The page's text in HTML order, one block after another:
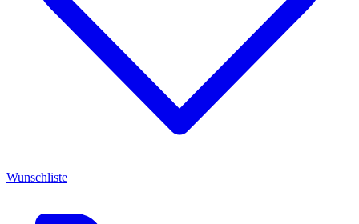
Wunschliste